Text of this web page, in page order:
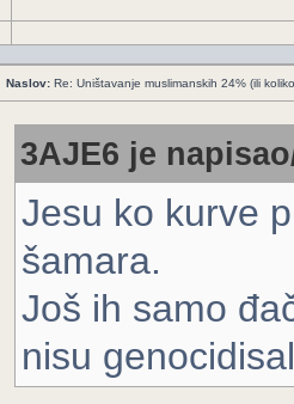
Naslov: Re: Uništavanje muslimanskih 24% (ili
3AJE6 je
Jesu ko kurve
šamara.
Još ih samo
nisu